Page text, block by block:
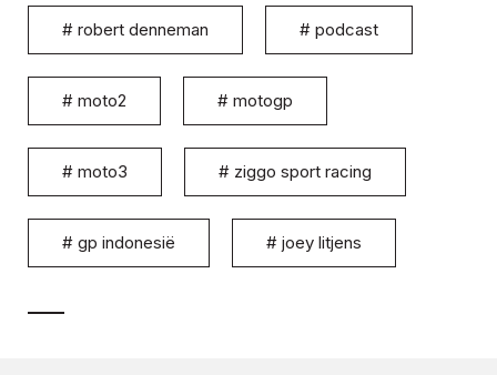
# robert denneman # podcast
# moto2 # motogp
# moto3 # ziggo sport racing
# gp indonesië # joey litjens